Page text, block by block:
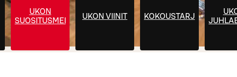
UKON
SUOSITUSMENUT
UKON VIINIT KOKOUSTARJOILUT